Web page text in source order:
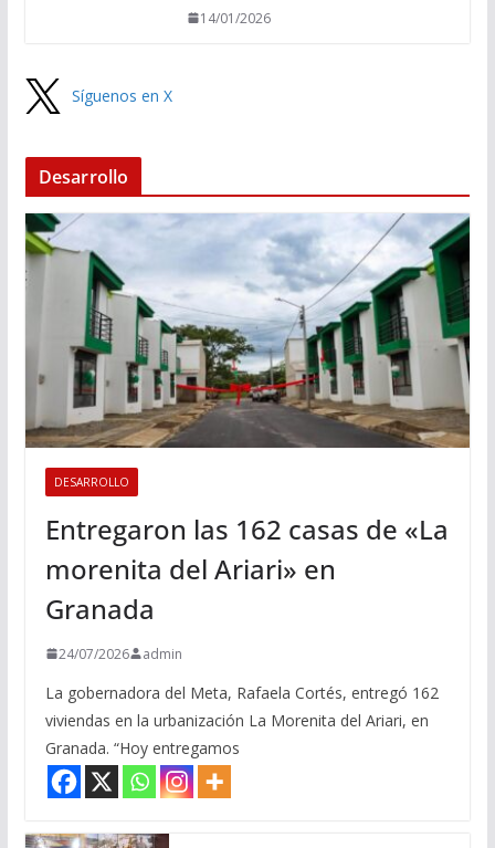
14/01/2026
Síguenos en X
Desarrollo
DESARROLLO
Entregaron las 162 casas de «La
morenita del Ariari» en
Granada
24/07/2026 admin
La gobernadora del Meta, Rafaela Cortés, entregó 162
viviendas en la urbanización La Morenita del Ariari, en
Granada. “Hoy entregamos